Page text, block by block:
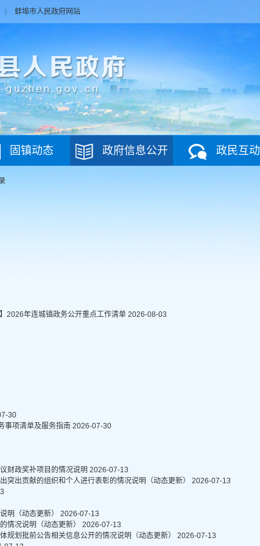
蚌埠市人民政府网站
固镇动态 政府信息公开 政民互动
】2026年连城镇政务公开重点工作清单 2026-08-03
30
事项清单及服务指南 2026-07-30
财政奖补项目的情况说明 2026-07-13
突出贡献的组织和个人进行表彰的情况说明（动态更新） 2026-07-13
明（动态更新） 2026-07-13
情况说明（动态更新） 2026-07-13
规划批前公告相关信息公开的情况说明（动态更新） 2026-07-13